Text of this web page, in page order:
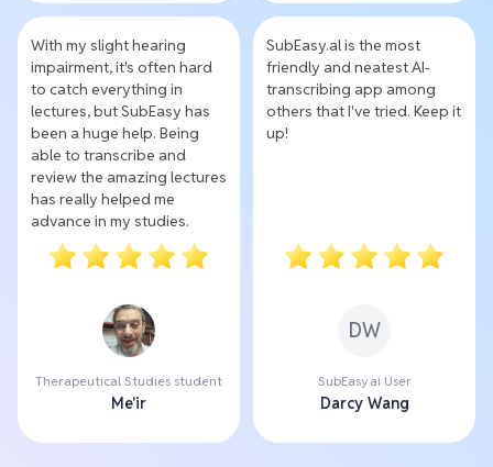
With my slight hearing
impairment, it's often hard
to catch everything in
lectures, but SubEasy has
been a huge help. Being
able to transcribe and
review the amazing lectures
has really helped me
advance in my studies.
Therapeutical Studies student
Me'ir
SubEasy.al is the most
friendly and neatest AI-
transcribing app among
others that I've tried. Keep it
up!
DW
SubEasy.ai User
Darcy Wang